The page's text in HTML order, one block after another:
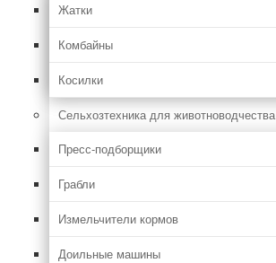
Жатки
Комбайны
Косилки
Сельхозтехника для животноводчества
Пресс-подборщики
Грабли
Измельчители кормов
Доильные машины